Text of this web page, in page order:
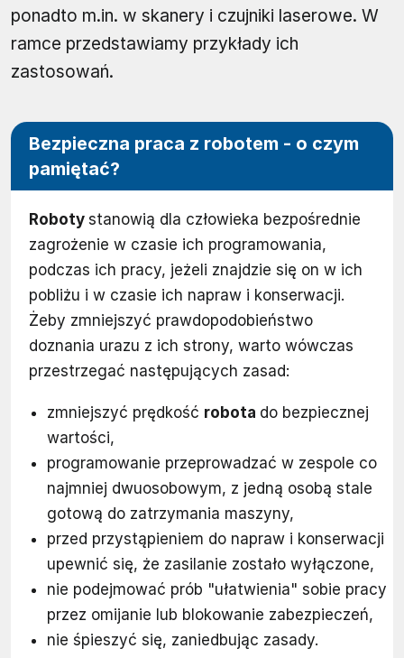
ponadto m.in. w skanery i czujniki laserowe. W
ramce przedstawiamy przykłady ich
zastosowań.
Bezpieczna praca z robotem - o czym
pamiętać?
Roboty stanowią dla człowieka bezpośrednie
zagrożenie w czasie ich programowania,
podczas ich pracy, jeżeli znajdzie się on w ich
pobliżu i w czasie ich napraw i konserwacji.
Żeby zmniejszyć prawdopodobieństwo
doznania urazu z ich strony, warto wówczas
przestrzegać następujących zasad:
zmniejszyć prędkość robota do bezpiecznej
wartości,
programowanie przeprowadzać w zespole co
najmniej dwuosobowym, z jedną osobą stale
gotową do zatrzymania maszyny,
przed przystąpieniem do napraw i konserwacji
upewnić się, że zasilanie zostało wyłączone,
nie podejmować prób "ułatwienia" sobie pracy
przez omijanie lub blokowanie zabezpieczeń,
nie śpieszyć się, zaniedbując zasady.